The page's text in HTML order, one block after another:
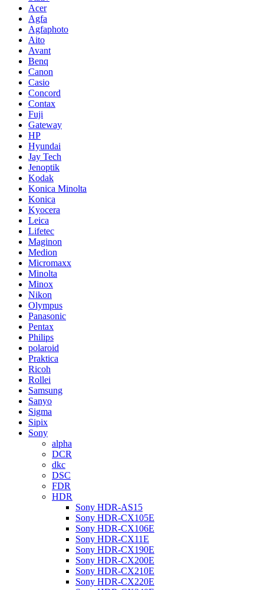
Acer
Agfa
Agfaphoto
Aito
Avant
Benq
Canon
Casio
Concord
Contax
Fuji
Gateway
HP
Hyundai
Jay Tech
Jenoptik
Kodak
Konica Minolta
Konica
Kyocera
Leica
Lifetec
Maginon
Medion
Micromaxx
Minolta
Minox
Nikon
Olympus
Panasonic
Pentax
Philips
polaroid
Praktica
Ricoh
Rollei
Samsung
Sanyo
Sigma
Sipix
Sony
alpha
DCR
dkc
DSC
FDR
HDR
Sony HDR-AS15
Sony HDR-CX105E
Sony HDR-CX106E
Sony HDR-CX11E
Sony HDR-CX190E
Sony HDR-CX200E
Sony HDR-CX210E
Sony HDR-CX220E